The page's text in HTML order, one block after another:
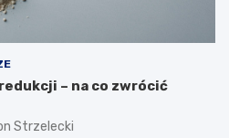
– na co zwrócić
Strzelecki